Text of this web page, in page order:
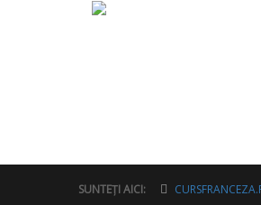
SUNTEȚI AICI: